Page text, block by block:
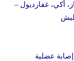
أكي، غفارديول –
عضلية